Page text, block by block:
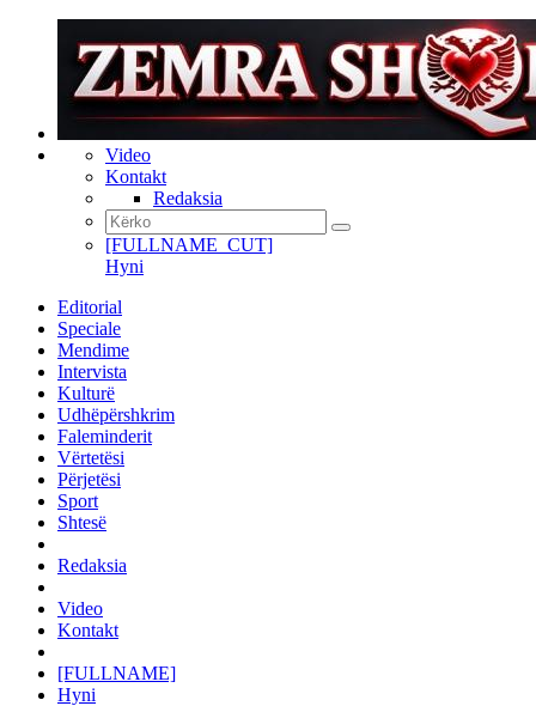
Video
Kontakt
Redaksia
[FULLNAME_CUT]
Hyni
Editorial
Speciale
Mendime
Intervista
Kulturë
Udhëpërshkrim
Faleminderit
Vërtetësi
Përjetësi
Sport
Shtesë
Redaksia
Video
Kontakt
[FULLNAME]
Hyni